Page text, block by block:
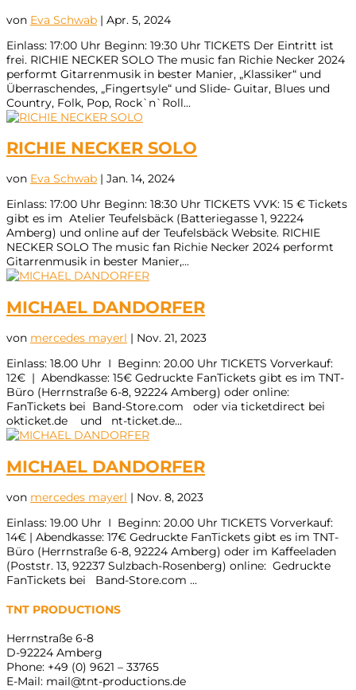
von Eva Schwab | Apr. 5, 2024
Einlass: 17:00 Uhr Beginn: 19:30 Uhr TICKETS Der Eintritt ist
frei. RICHIE NECKER SOLO The music fan Richie Necker 2024
performt Gitarrenmusik in bester Manier, „Klassiker“ und
Überraschendes, „Fingertsyle“ und Slide- Guitar, Blues und
Country, Folk, Pop, Rock`n`Roll...
RICHIE NECKER SOLO
von Eva Schwab | Jan. 14, 2024
Einlass: 17:00 Uhr Beginn: 18:30 Uhr TICKETS VVK: 15 € Tickets
gibt es im Atelier Teufelsbäck (Batteriegasse 1, 92224
Amberg) und online auf der Teufelsbäck Website. RICHIE
NECKER SOLO The music fan Richie Necker 2024 performt
Gitarrenmusik in bester Manier,...
MICHAEL DANDORFER
von mercedes mayerl | Nov. 21, 2023
Einlass: 18.00 Uhr I Beginn: 20.00 Uhr TICKETS Vorverkauf:
12€ | Abendkasse: 15€ Gedruckte FanTickets gibt es im TNT-
Büro (Herrnstraße 6-8, 92224 Amberg) oder online:
FanTickets bei Band-Store.com oder via ticketdirect bei
okticket.de und nt-ticket.de...
MICHAEL DANDORFER
von mercedes mayerl | Nov. 8, 2023
Einlass: 19.00 Uhr I Beginn: 20.00 Uhr TICKETS Vorverkauf:
14€ | Abendkasse: 17€ Gedruckte FanTickets gibt es im TNT-
Büro (Herrnstraße 6-8, 92224 Amberg) oder im Kaffeeladen
(Poststr. 13, 92237 Sulzbach-Rosenberg) online: Gedruckte
FanTickets bei Band-Store.com ...
TNT PRODUCTIONS
Herrnstraße 6-8
D-92224 Amberg
Phone: +49 (0) 9621 – 33765
E-Mail: mail@tnt-productions.de